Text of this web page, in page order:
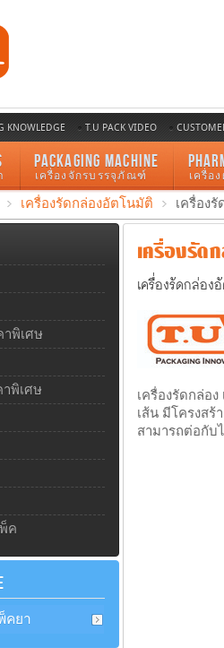
KNOWLEDGE T.U PACK VIDEO
PACKAGING MACHINE
เครื่องจักรบรรจุภัณฑ์ เครื่อ
เครื่องรัดกล่องอัตโนมัติ เครื่องรั
เครื่องรัดก
เครื่องรัดกล่อ
เครื่องรัดกล่อ
เส้น มีโครงส
สามารถต่อกั
าพิเศษ
พิเศษ
ค
คยา